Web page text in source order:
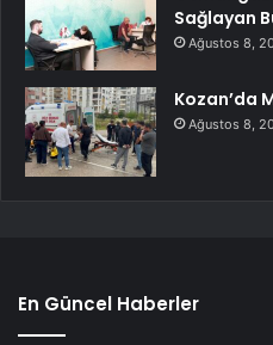
Sağlayan
Ağustos 8,
Kozan’da
Ağustos 8,
En Güncel Haberler